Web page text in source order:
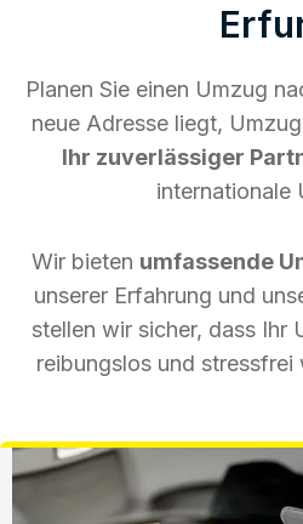
Planen Sie einen Umzug
neue Adresse liegt,
Ihr zuverlässiger
internationale
Wir bieten umfassende
unserer Erfahrung und
stellen wir sicher, dass Ihr
reibungslos und